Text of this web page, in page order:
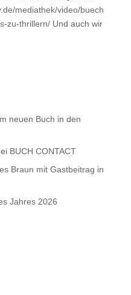
mediathek/video/buech
zu-thrillern/ Und auch wir
neuen Buch in den
BUCH CONTACT
Braun mit Gastbeitrag in
Jahres 2026